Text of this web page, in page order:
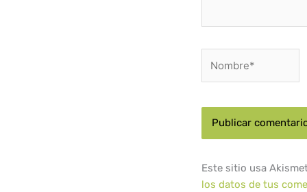
Este sitio usa
los datos de tus